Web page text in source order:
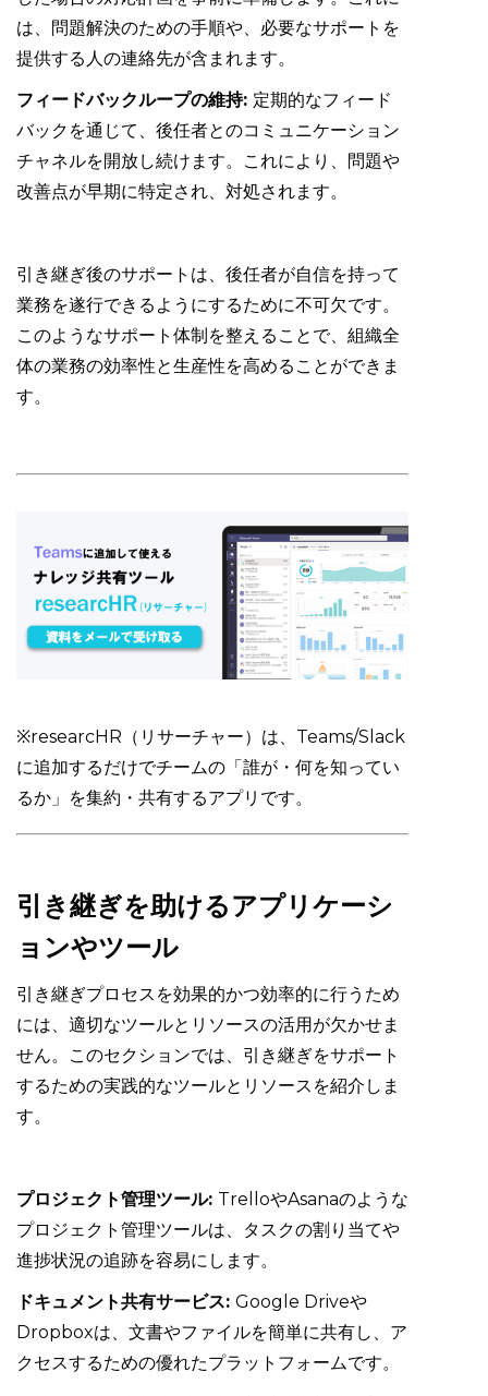
は、問題解決のための手順や、必要なサポートを
提供する人の連絡先が含まれます。
フィードバックループの維持: 定期的なフィード
バックを通じて、後任者とのコミュニケーション
チャネルを開放し続けます。これにより、問題や
改善点が早期に特定され、対処されます。
引き継ぎ後のサポートは、後任者が自信を持って
業務を遂行できるようにするために不可欠です。
このようなサポート体制を整えることで、組織全
体の業務の効率性と生産性を高めることができま
す。
※researcHR（リサーチャー）は、Teams/Slack
に追加するだけでチームの「誰が・何を知ってい
るか」を集約・共有するアプリです。
引き継ぎを助けるアプリケーシ
ョンやツール
引き継ぎプロセスを効果的かつ効率的に行うため
には、適切なツールとリソースの活用が欠かせま
せん。このセクションでは、引き継ぎをサポート
するための実践的なツールとリソースを紹介しま
す。
プロジェクト管理ツール: TrelloやAsanaのような
プロジェクト管理ツールは、タスクの割り当てや
進捗状況の追跡を容易にします。
ドキュメント共有サービス: Google Driveや
Dropboxは、文書やファイルを簡単に共有し、ア
クセスするための優れたプラットフォームです。